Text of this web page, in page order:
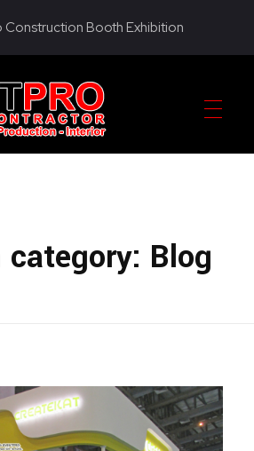
Construction Booth Exhibition
Blog